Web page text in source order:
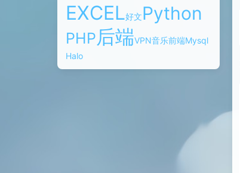
EXCEL好文Python
PHP后端VPN音乐前端Mysql
Halo